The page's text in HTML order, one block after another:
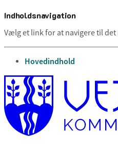
Indholdsnavigation
Vælg et link for at navigere til
gå til
Hovedindhold